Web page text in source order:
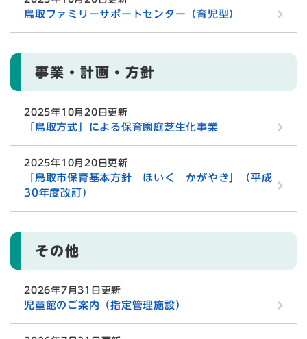
鳥取ファミリーサポートセンター（育児型）
事業・計画・方針
2025年10月20日更新
「鳥取方式」による保育園庭芝生化事業
2025年10月20日更新
「鳥取市保育基本方針 ほいく かがやき」（平成
30年度改訂）
その他
2026年7月31日更新
児童館のご案内（指定管理施設）